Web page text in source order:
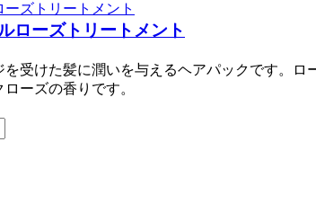
ローズトリートメント
受けた髪に潤いを与えるヘアパックです。
ーズの香りです。